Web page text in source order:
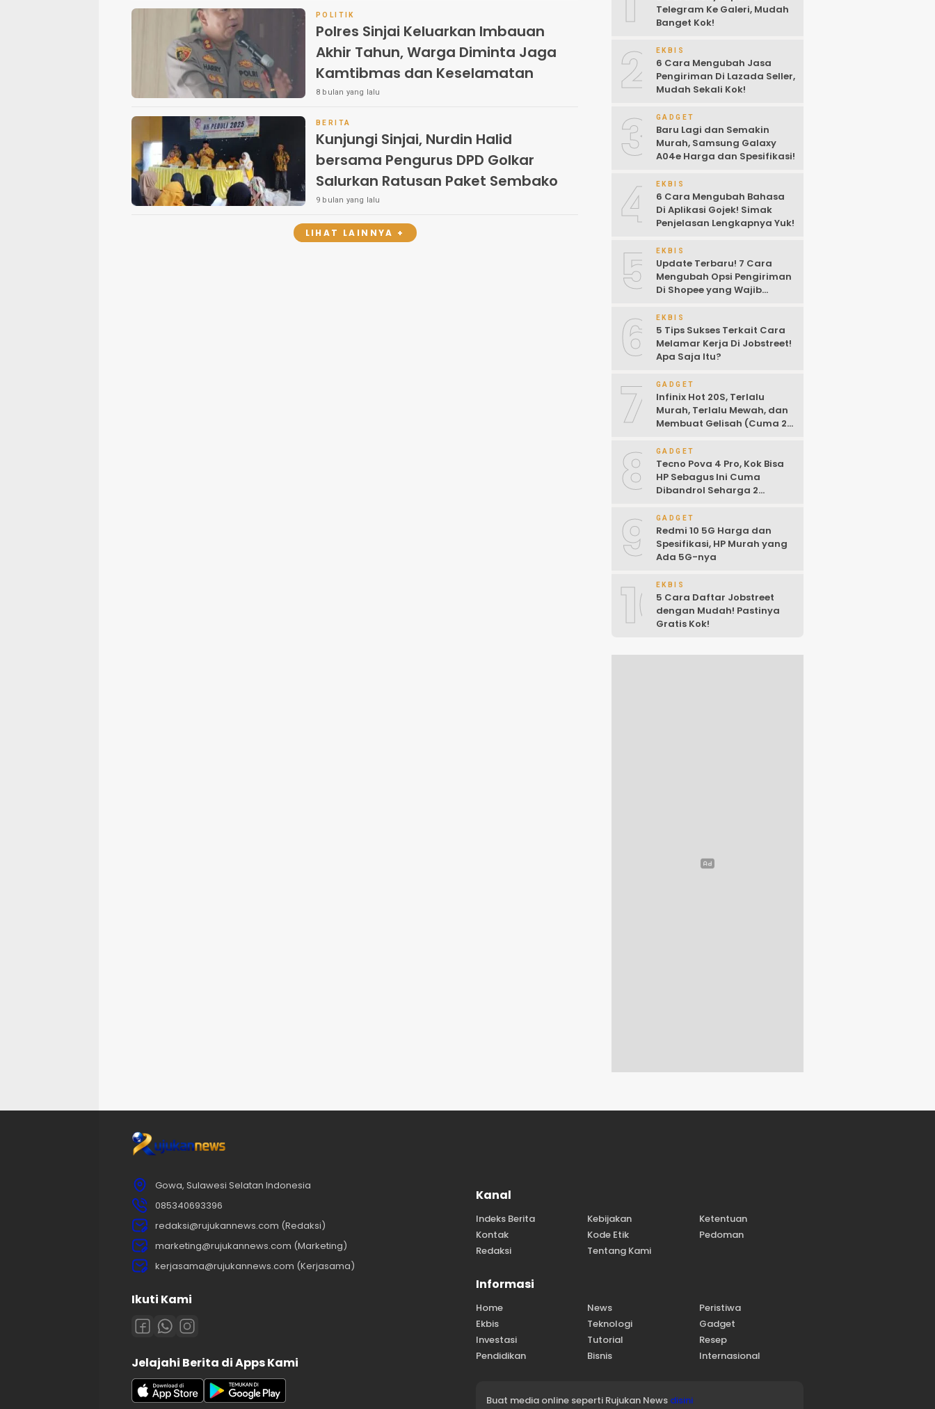
POLITIK
Polres Sinjai Keluarkan Imbauan
Akhir Tahun, Warga Diminta Jaga
Kamtibmas dan Keselamatan
8 bulan yang lalu
BERITA
Kunjungi Sinjai, Nurdin Halid
bersama Pengurus DPD Golkar
Salurkan Ratusan Paket Sembako
9 bulan yang lalu
LIHAT LAINNYA +
Telegram Ke Galeri, Mudah
Banget Kok!
2 EKBIS
6 Cara Mengubah Jasa
Pengiriman Di Lazada Seller,
Mudah Sekali Kok!
3 GADGET
Baru Lagi dan Semakin
Murah, Samsung Galaxy
A04e Harga dan Spesifikasi!
4 EKBIS
6 Cara Mengubah Bahasa
Di Aplikasi Gojek! Simak
Penjelasan Lengkapnya Yuk!
5 EKBIS
Update Terbaru! 7 Cara
Mengubah Opsi Pengiriman
Di Shopee yang Wajib
6 EKBIS
5 Tips Sukses Terkait Cara
Melamar Kerja Di Jobstreet!
Apa Saja Itu?
7 GADGET
Infinix Hot 20S, Terlalu
Murah, Terlalu Mewah, dan
Membuat Gelisah (Cuma 2
8 GADGET
Tecno Pova 4 Pro, Kok Bisa
HP Sebagus Ini Cuma
Dibandrol Seharga 2
9 GADGET
Redmi 10 5G Harga dan
Spesifikasi, HP Murah yang
Ada 5G-nya
10EKBIS
5 Cara Daftar Jobstreet
dengan Mudah! Pastinya
Gratis Kok!
Gowa, Sulawesi Selatan Indonesia
085340693396
redaksi@rujukannews.com (Redaksi)
marketing@rujukannews.com (Marketing)
kerjasama@rujukannews.com (Kerjasama)
Ikuti Kami
Jelajahi Berita di Apps Kami
Kanal
Indeks Berita Kebijakan
Ketentuan
Kontak
Kode Etik
Pedoman
Redaksi
Tentang Kami
Informasi
Home News
Peristiwa
Ekbis
Teknologi
Gadget
Investasi
Tutorial
Resep
Pendidikan
Bisnis Internasional
Buat media online seperti Rujukan News disini